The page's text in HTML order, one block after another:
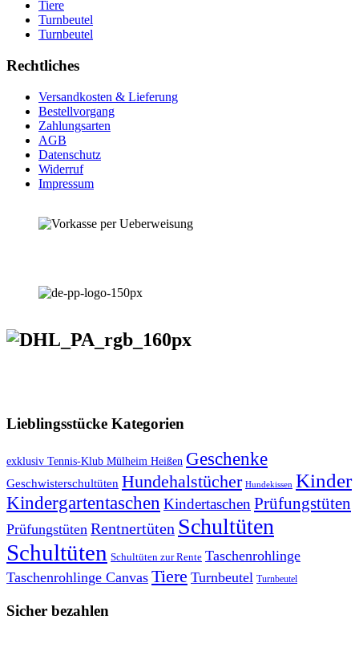
Tiere
Turnbeutel
Turnbeutel
Rechtliches
Versandkosten & Lieferung
Bestellvorgang
Zahlungsarten
AGB
Datenschutz
Widerruf
Impressum
Lieblingsstücke Kategorien
exklusiv Tennis-Klub Mülheim Heißen Geschenke
Geschwisterschultüten Hundehalstücher Hundekissen Kinder
Kindergartentaschen Kindertaschen Prüfungstüten
Prüfungstüten Rentnertüten Schultüten
Schultüten Schultüten zur Rente Taschenrohlinge
Taschenrohlinge Canvas Tiere Turnbeutel Turnbeutel
Sicher bezahlen